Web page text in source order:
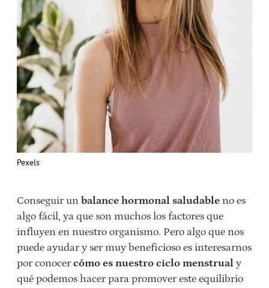
Pexels
Conseguir un balance hormonal saludable no es
algo fácil, ya que son muchos los factores que
influyen en nuestro organismo. Pero algo que nos
puede ayudar y ser muy beneficioso es interesarnos
por conocercómo es nuestro ciclo menstrual y
qué podemos hacer para promover este equilibrio